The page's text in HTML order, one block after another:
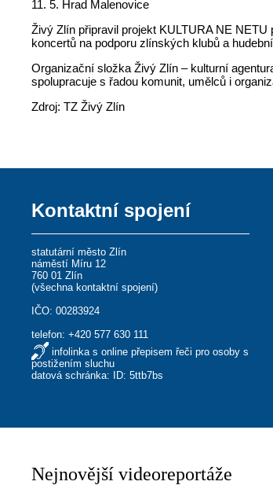
11. 5. Hrad Malenovice
Živý Zlín připravil projekt KULTURA NE
koncertů na podporu zlínských klubů a
Organizační složka Živý Zlín – kulturní
spolupracuje s řadou komunit, umělců i
Zdroj: TZ Živý Zlín
Kontaktní spojení
statutární město Zlín
náměstí Míru 12
760 01 Zlín
(všechna kontaktní spojení)
IČO: 00283924
telefon:+420 577 630 111
infolinka s online přepisem řeči pro osoby s
postižením sluchu
datová schránka: ID: 5ttb7bs
Nejnovější videoreportáže